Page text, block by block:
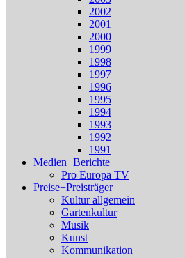
2002
2001
2000
1999
1998
1997
1996
1995
1994
1993
1992
1991
Medien+Berichte
Pro Europa TV
Preise+Preisträger
Kultur allgemein
Gartenkultur
Musik
Kunst
Kommunikation